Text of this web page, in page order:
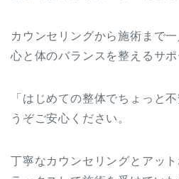
カウンセリングから施術まで
心と体のバランスを整えるサポ
「はじめての整体でちょっと
うぞご安心ください。
丁寧なカウンセリングとアッ